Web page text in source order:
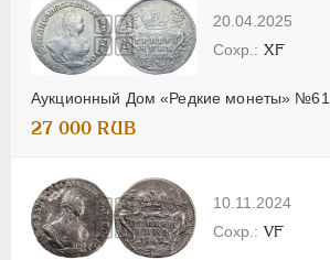
20.04.2025
Аукционный Дом «Редкие монеты» №61
XF
27 000 RUB
10.11.2024
VF